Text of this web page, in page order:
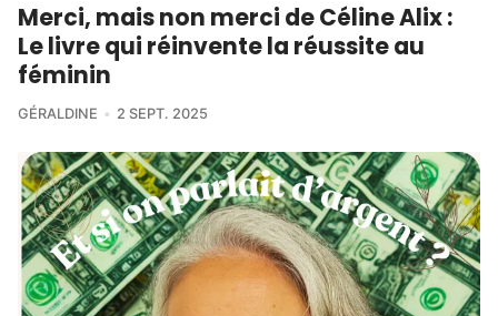
Merci, mais non merci de Céline Alix :
Le livre qui réinvente la réussite au
féminin
GÉRALDINE 2 SEPT. 2025